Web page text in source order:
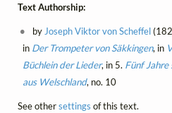
Text Authorship:
by Joseph Viktor von Scheffel
in Der Trompeter von Säkkingen, in
Büchlein der Lieder, in 5. Fünf
aus Welschland, no. 10
See othersettings of this text.